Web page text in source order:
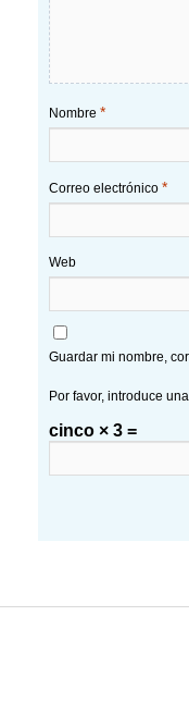
Nombre *
Correo electrónico *
Web
Guardar mi nombre,
Por favor, introduce
cinco × 3 =